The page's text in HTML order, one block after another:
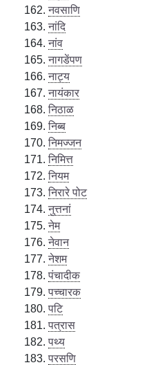
नवसाणि
नांदि
नांव
नागडेंपण
नाट्य
नायंकार
निठाळ
निब्ब
निमज्जन
निमित्त
नियम
निरारे पोट
नुत्तनां
नेम
नेवान
नेशम
पंचादीक
पच्चारक
पटि
पत्रास
पथ्य
परसणि